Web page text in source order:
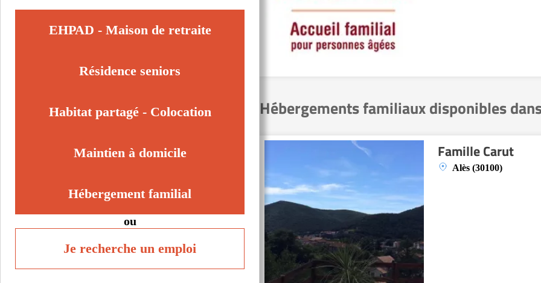
Hébergements familiaux disponibles
Famille Carut
Alès (30100)
Saint-Privat-des-Vieux (30340)
EHPAD - Maison de retraite
Résidence seniors
Habitat partagé - Colocation
Maintien à domicile
Hébergement familial
ou
Je recherche un emploi